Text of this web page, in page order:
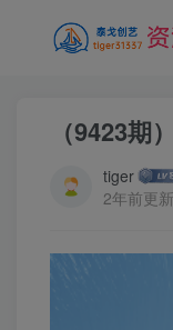
（9423期
tiger
2年前更新